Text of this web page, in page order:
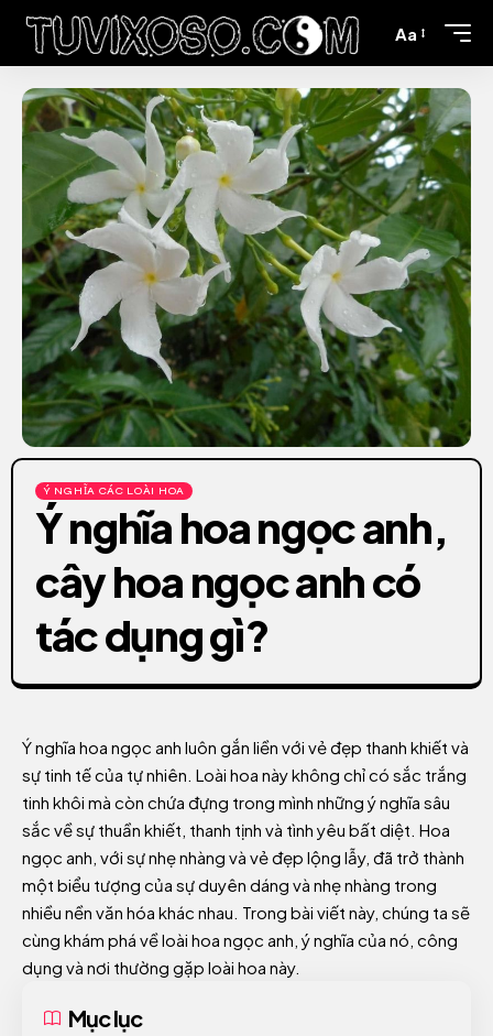
Aa
Ý NGHĨA CÁC LOÀI HOA
Ý nghĩa hoa ngọc anh,
cây hoa ngọc anh có
tác dụng gì?
Ý nghĩa hoa ngọc anh luôn gắn liền với vẻ đẹp thanh khiết và
sự tinh tế của tự nhiên. Loài hoa này không chỉ có sắc trắng
tinh khôi mà còn chứa đựng trong mình những ý nghĩa sâu
sắc về sự thuần khiết, thanh tịnh và tình yêu bất diệt. Hoa
ngọc anh, với sự nhẹ nhàng và vẻ đẹp lộng lẫy, đã trở thành
một biểu tượng của sự duyên dáng và nhẹ nhàng trong
nhiều nền văn hóa khác nhau. Trong bài viết này, chúng ta sẽ
cùng khám phá về loài hoa ngọc anh, ý nghĩa của nó, công
dụng và nơi thường gặp loài hoa này.
Mục lục